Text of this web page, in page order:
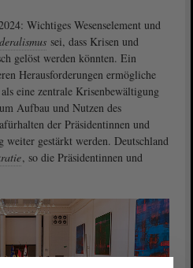
Wichtiges Wesenselement und
sei, dass Krisen und
gelöst werden könnten. Ein
Herausforderungen ermögliche
eine zentrale Krisenbewältigung
Aufbau und Nutzen des
der Präsidentinnen und
weiter gestärkt werden. Deutschland
, so die Präsidentinnen und